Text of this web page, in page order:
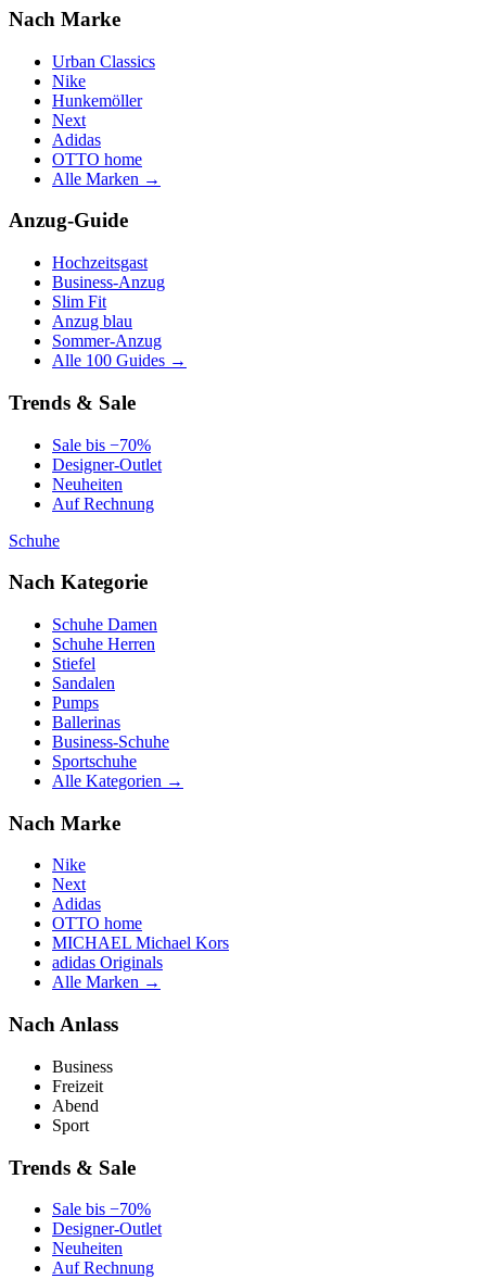
Nach Marke
Urban Classics
Nike
Hunkemöller
Next
Adidas
OTTO home
Alle Marken →
Anzug-Guide
Hochzeitsgast
Business-Anzug
Slim Fit
Anzug blau
Sommer-Anzug
Alle 100 Guides →
Trends & Sale
Sale bis −70%
Designer-Outlet
Neuheiten
Auf Rechnung
Schuhe
Nach Kategorie
Schuhe Damen
Schuhe Herren
Stiefel
Sandalen
Pumps
Ballerinas
Business-Schuhe
Sportschuhe
Alle Kategorien →
Nach Marke
Nike
Next
Adidas
OTTO home
MICHAEL Michael Kors
adidas Originals
Alle Marken →
Nach Anlass
Business
Freizeit
Abend
Sport
Trends & Sale
Sale bis −70%
Designer-Outlet
Neuheiten
Auf Rechnung